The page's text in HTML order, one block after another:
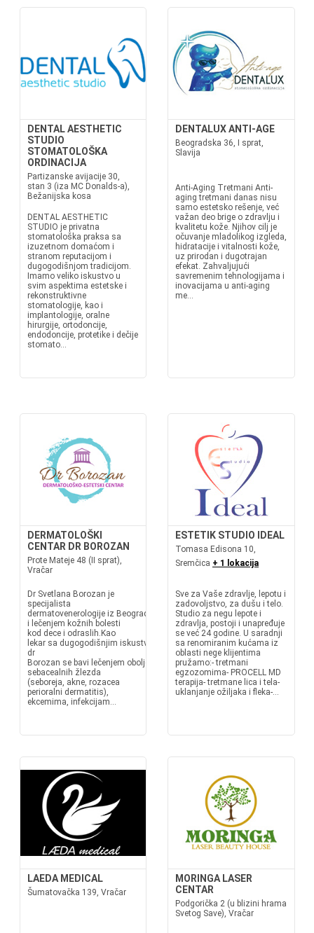
DENTAL AESTHETIC
STUDIO
STOMATOLOŠKA
ORDINACIJA
Partizanske avijacije 30,
stan 3 (iza MC Donalds-a),
Bežanijska kosa
DENTAL AESTHETIC
STUDIO je privatna
stomatološka praksa sa
izuzetnom domaćom i
stranom reputacijom i
dugogodišnjom tradicijom.
Imamo veliko iskustvo u
svim aspektima estetske i
rekonstruktivne
stomatologije, kao i
implantologije, oralne
hirurgije, ortodoncije,
endodoncije, protetike i dečije
stomato...
DENTALUX ANTI-AGE
Beogradska 36, I sprat,
Slavija
Anti-Aging Tretmani Anti-
aging tretmani danas nisu
samo estetsko rešenje, već
važan deo brige o zdravlju i
kvalitetu kože. Njihov cilj je
očuvanje mladolikog izgleda,
hidratacije i vitalnosti kože,
uz prirodan i dugotrajan
efekat. Zahvaljujući
savremenim tehnologijama i
inovacijama u anti-aging
me...
DERMATOLOŠKI
CENTAR DR BOROZAN
Prote Mateje 48 (II sprat),
Vračar
Dr Svetlana Borozan je
specijalista
dermatovenerologije iz Beograda.Bavi se dijagnostikom
i lečenjem kožnih bolesti
kod dece i odraslih.Kao
lekar sa dugogodišnjim iskustvom,
dr
Borozan se bavi lečenjem oboljenja
sebacealnih žlezda
(seboreja, akne, rozacea
perioralni dermatitis),
ekcemima, infekcijam...
ESTETIK STUDIO IDEAL
Tomasa Edisona 10,
Sremčica + 1 lokacija
Sve za Vaše zdravlje, lepotu i
zadovoljstvo, za dušu i telo.
Studio za negu lepote i
zdravlja, postoji i unapređuje
se već 24 godine. U saradnji
sa renomiranim kućama iz
oblasti nege klijentima
pružamo:- tretmani
egzozomima- PROCELL MD
terapija- tretmane lica i tela-
uklanjanje ožiljaka i fleka-...
LAEDA MEDICAL
Šumatovačka 139, Vračar
MORINGA LASER
CENTAR
Podgorička 2 (u blizini hrama
Svetog Save), Vračar